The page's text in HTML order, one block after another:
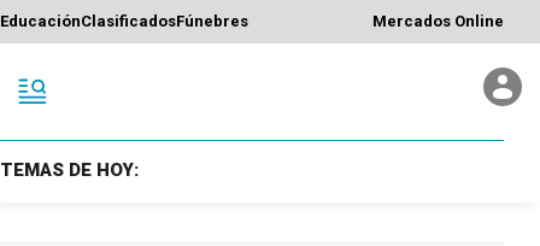
EducaciónClasificadosFúnebres Mercados Online
TEMAS DE HOY: